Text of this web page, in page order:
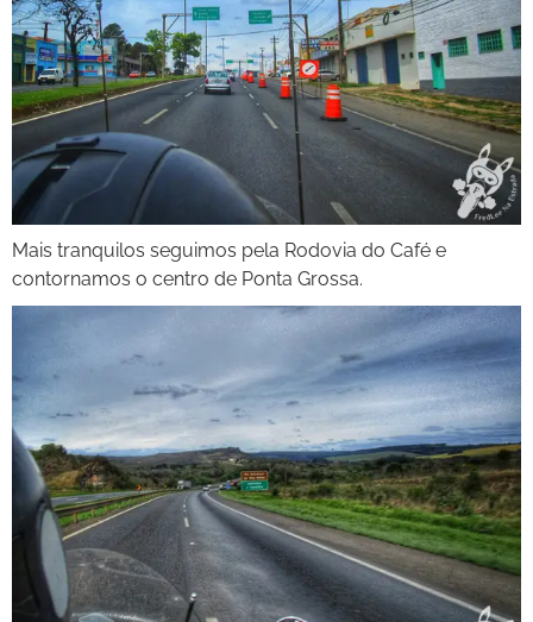
Mais tranquilos seguimos pela Rodovia do Café e
contornamos o centro de Ponta Grossa.